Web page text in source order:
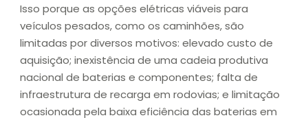
Isso porque as opções elétricas viáveis para
veículos pesados, como os caminhões, são
limitadas por diversos motivos: elevado custo de
aquisição; inexistência de uma cadeia produtiva
nacional de baterias e componentes; falta de
infraestrutura de recarga em rodovias; e limitação
ocasionada pela baixa eficiência das baterias em